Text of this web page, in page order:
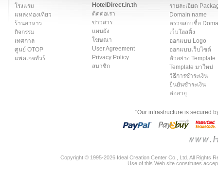
โรงแรม
แหล่งท่องเที่ยว
ร้านอาหาร
กิจกรรม
เทศกาล
ศูนย์ OTOP
แพคเกจทัวร์
HotelDirect.in.th
ติดต่อเรา
ข่าวสาร
แผนผัง
โฆษณา
User Agreement
Privacy Policy
สมาชิก
รายละเอียด
Domain name
ตรวจสอบชื่อ
เว็บโฮสติ้ง
ออกแบบ Logo
ออกแบบเว็บไซต์
ตัวอย่าง Template
Template มาใหม่
วิธีการชำระเงิน
ยืนยันชำระเงิน
ต่ออายุ
"Our infrastructure is secured
Copyright © 1995-2026 Ideal Creation Center Co., Ltd. All Rights
Use of this Web site constitutes